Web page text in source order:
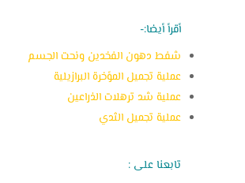
أقرأ أيضا:-
شفط دهون الفخدين ونحت الجسم
عملية تجميل المؤخرة البرازيلية
عملية شد ترهلات الذراعين
عملية تجميل الثدي
تابعنا على :